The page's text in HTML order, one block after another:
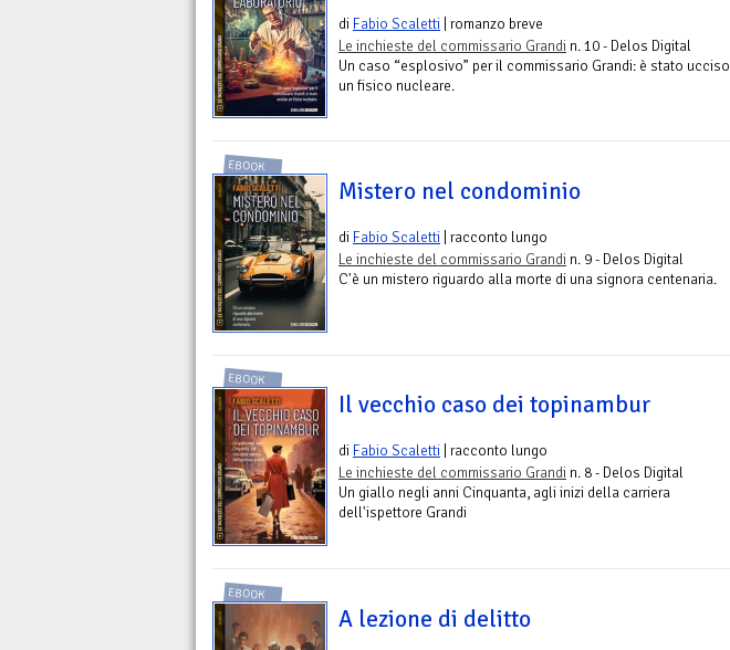
di Fabio Scaletti | romanzo breve
Le inchieste del commissario Grandi n. 10 - Delos Digital
Un caso “esplosivo” per il commissario Grandi: è stato ucciso
un fisico nucleare.
EBOOK
Mistero nel condominio
di Fabio Scaletti | racconto lungo
Le inchieste del commissario Grandi n. 9 - Delos Digital
C'è un mistero riguardo alla morte di una signora centenaria.
EBOOK
Il vecchio caso dei topinambur
di Fabio Scaletti | racconto lungo
Le inchieste del commissario Grandi n. 8 - Delos Digital
Un giallo negli anni Cinquanta, agli inizi della carriera
dell'ispettore Grandi
EBOOK
A lezione di delitto